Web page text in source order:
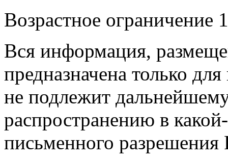
Возрастное ограничение
Вся информация,
предназначена только
не подлежит
распространению в
письменного разрешения